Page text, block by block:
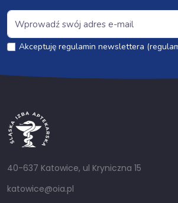
Akceptuję regulamin newslettera
40-637 Katowice, ul Kryniczna 15
katowice@oia.pl